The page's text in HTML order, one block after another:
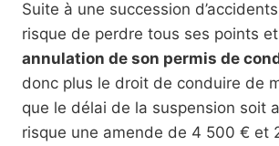
Suite à une succession
risque de perdre tous ses points et
annulation de son permis de
donc plus le droit de conduire de
que le délai de la suspension soit
risque une amende de 4 500 € et